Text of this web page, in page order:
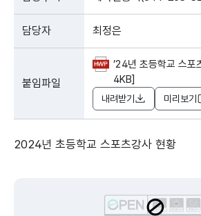
담당자 최정은
붙임파일
’24년 초등학교 스
4KB]
내려받기 미리보기
2024년 초등학교 스포츠강사 현황